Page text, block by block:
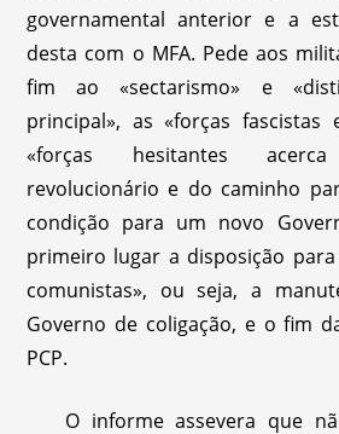
governamental anterior e a
desta com o MFA. Pede aos
fim ao «sectarismo» e
principal», as «forças fascistas
«forças hesitantes
revolucionário e do caminho
condição para um novo
primeiro lugar a disposição
comunistas», ou seja, a
Governo de coligação, e o fim
PCP.
O informe assevera que